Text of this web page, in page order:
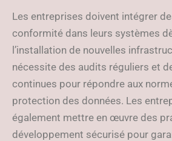
Les entreprises doivent intégrer
conformité dans leurs systèmes
l’installation de nouvelles
nécessite des audits réguliers et
continues pour répondre aux
protection des données. Les
également mettre en œuvre des
développement sécurisé pour